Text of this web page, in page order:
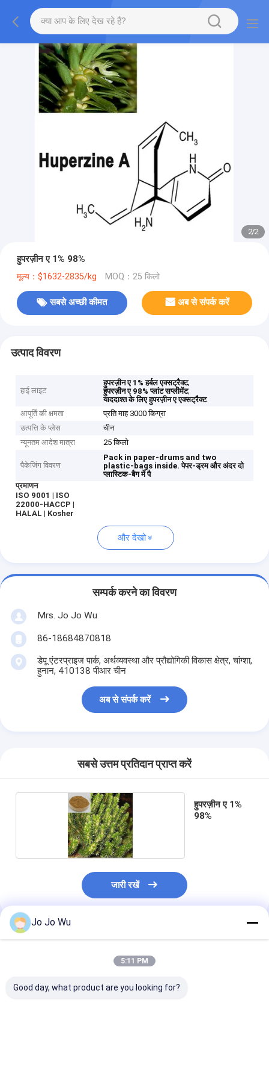
2/2
हुपरज़ीन ए 1% 98%
मूल्य：$1632-2835/kg MOQ：25 किलो
सबसे अच्छी कीमत अब से संपर्क करें
उत्पाद विवरण
हाई लाइट
हुपरज़ीन ए 1% हर्बल एक्सट्रैक्ट,
हुपरज़ीन ए 98% प्लांट सप्लीमेंट,
याददाश्त के लिए हुपरज़ीन ए एक्सट्रैक्ट
आपूर्ति की क्षमता
प्रति माह 3000 किग्रा
उत्पत्ति के प्लेस
चीन
न्यूनतम आदेश मात्रा
25 किलो
पैकेजिंग विवरण
Pack in paper-drums and two
plastic-bags inside. पेपर-ड्रम और अंदर दो
प्लास्टिक-बैग में पै
प्रमाणन
ISO 9001 | ISO
22000-HACCP |
HALAL | Kosher
और देखो
सम्पर्क करने का विवरण
Mrs. Jo Jo Wu
86-18684870818
डेपू एंटरप्राइज पार्क, अर्थव्यवस्था और प्रौद्योगिकी विकास क्षेत्र, चांग्शा,
हुनान, 410138 पीआर चीन
अब से संपर्क करें
सबसे उत्तम प्रतिदान प्राप्त करें
हुपरज़ीन ए 1%
98%
जारी रखें
अनुशंसित उत्पाद
Jo Jo Wu
5:11 PM
Good day, what product are you looking for?